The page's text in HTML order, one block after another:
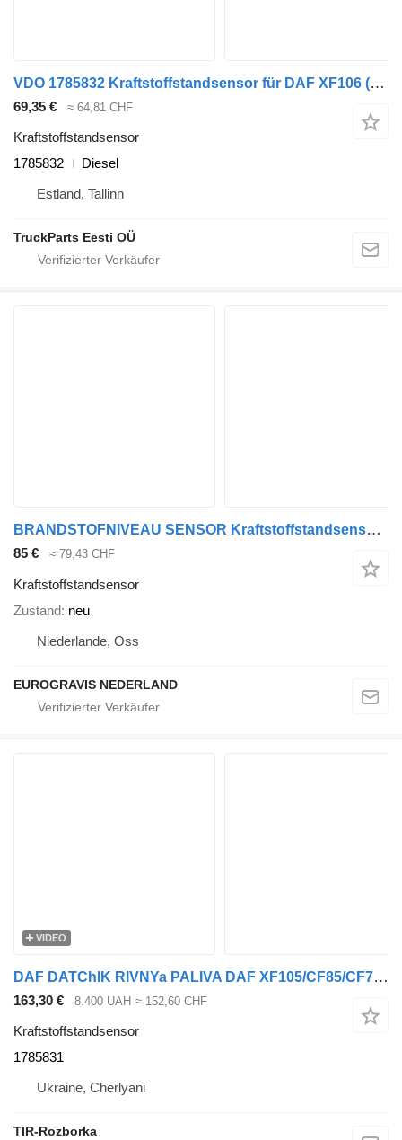
VDO 1785832 Kraftstoffstandsensor für DAF XF106 (2014-) Sattelzugmaschine
69,35 € ≈ 64,81 CHF
Kraftstoffstandsensor
1785832
Diesel
Estland, Tallinn
TruckParts Eesti OÜ
BRANDSTOFNIVEAU SENSOR Kraftstoffstandsensor für DAF XF105,106 Sattelzugmaschine
85 € ≈ 79,43 CHF
Kraftstoffstandsensor
Zustand neu
Niederlande, Oss
EUROGRAVIS NEDERLAND
VIDEO
DAF DATChIK RIVNYa PALIVA DAF XF105/CF85/CF75 1785831 Kraftstoffstandsensor für DAF 75CF, 85CF, XF105, CF75 Sattelzugmaschine
163,30 € 8.400 UAH ≈ 152,60 CHF
Kraftstoffstandsensor
1785831
Ukraine, Cherlyani
TIR-Rozborka